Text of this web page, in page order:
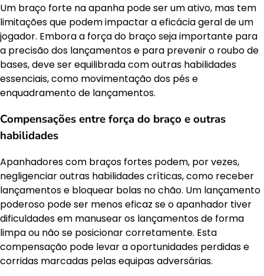
Um braço forte na apanha pode ser um ativo, mas tem
limitações que podem impactar a eficácia geral de um
jogador. Embora a força do braço seja importante para
a precisão dos lançamentos e para prevenir o roubo de
bases, deve ser equilibrada com outras habilidades
essenciais, como movimentação dos pés e
enquadramento de lançamentos.
Compensações entre força do braço e outras
habilidades
Apanhadores com braços fortes podem, por vezes,
negligenciar outras habilidades críticas, como receber
lançamentos e bloquear bolas no chão. Um lançamento
poderoso pode ser menos eficaz se o apanhador tiver
dificuldades em manusear os lançamentos de forma
limpa ou não se posicionar corretamente. Esta
compensação pode levar a oportunidades perdidas e
corridas marcadas pelas equipas adversárias.